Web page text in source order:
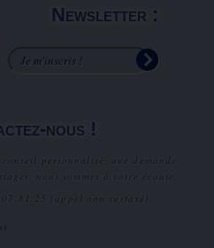
Newsletter :
nous !
personnalisé, une demande
nous sommes à votre écoute.
(appel non surtaxé).